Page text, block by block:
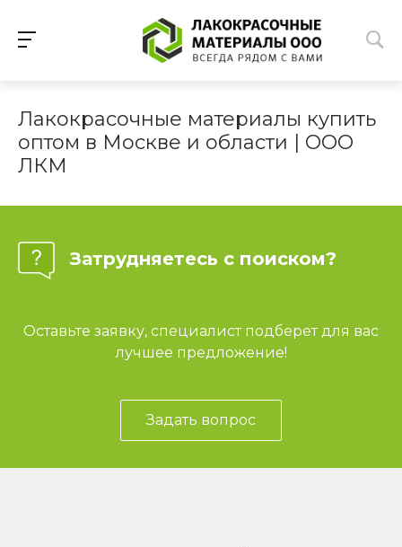
Лакокрасочные материалы купить
оптом в Москве и области | ООО
ЛКМ
Затрудняетесь с поиском?
Оставьте заявку, специалист подберет для вас
лучшее предложение!
Задать вопрос